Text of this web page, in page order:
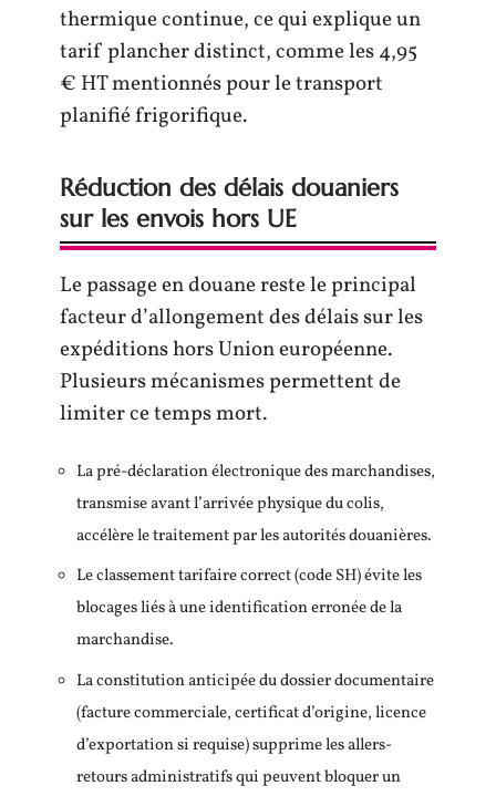
thermique continue, ce qui explique un
tarif plancher distinct, comme les 4,95
€ HT mentionnés pour le transport
planifié frigorifique.
Réduction des délais douaniers
sur les envois hors UE
Le passage en douane reste le principal
facteur d’allongement des délais sur les
expéditions hors Union européenne.
Plusieurs mécanismes permettent de
limiter ce temps mort.
La pré-déclaration électronique des marchandises,
transmise avant l’arrivée physique du colis,
accélère le traitement par les autorités douanières.
Le classement tarifaire correct (code SH) évite les
blocages liés à une identification erronée de la
marchandise.
La constitution anticipée du dossier documentaire
(facture commerciale, certificat d’origine, licence
d’exportation si requise) supprime les allers-
retours administratifs qui peuvent bloquer un